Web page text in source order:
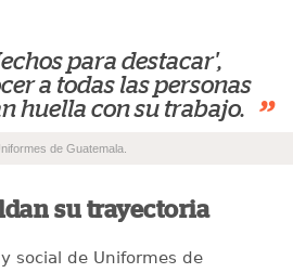
para destacar',
a todas las personas
huella con su trabajo.
”
de Guatemala.
su trayectoria
social de Uniformes de